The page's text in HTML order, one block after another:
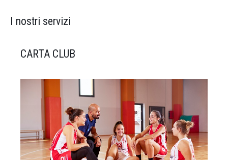
I nostri servizi
CARTA CLUB